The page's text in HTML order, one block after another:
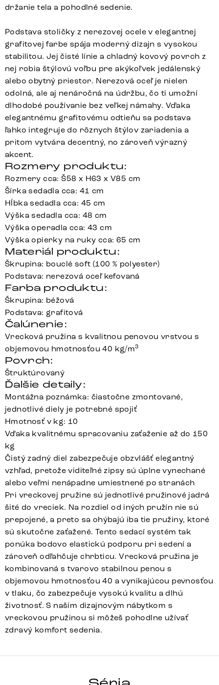
držanie tela a pohodlné sedenie.
Podstava stoličky z nerezovej ocele v elegantnej
grafitovej farbe spája moderný dizajn s vysokou
stabilitou. Jej čisté línie a chladný kovový povrch z
nej robia štýlovú voľbu pre akýkoľvek jedálenský
alebo obytný priestor. Nerezová oceľ je nielen
odolná, ale aj nenáročná na údržbu, čo ti umožní
dlhodobé používanie bez veľkej námahy. Vďaka
elegantnému grafitovému odtieňu sa podstava
ľahko integruje do rôznych štýlov zariadenia a
pritom vytvára decentný, no zároveň výrazný
akcent.
Rozmery produktu:
Rozmery cca: Š58 x H63 x V85 cm
Šírka sedadla cca: 41 cm
Hĺbka sedadla cca: 45 cm
Výška sedadla cca: 48 cm
Výška operadla cca: 43 cm
Výška opierky na ruky cca: 65 cm
Materiál produktu:
Škrupina: bouclé soft (100 % polyester)
Podstava: nerezová oceľ kefovaná
Farba produktu:
Škrupina: béžová
Podstava: grafitová
Čalúnenie:
Vrecková pružina s kvalitnou penovou vrstvou s
objemovou hmotnosťou 40 kg/m3
Povrch:
Štruktúrovaný
Ďalšie detaily:
Montážna poznámka: čiastočne zmontované,
jednotlivé diely je potrebné spojiť
Hmotnosť v kg: 10
Vďaka kvalitnému spracovaniu zaťaženie až do 150
kg
Čistý zadný diel zabezpečuje obzvlášť elegantný
vzhľad, pretože viditeľné zipsy sú úplne vynechané
alebo veľmi nenápadne umiestnené po stranách
Pri vreckovej pružine sú jednotlivé pružinové jadrá
šité do vreciek. Na rozdiel od iných pružín nie sú
prepojené, a preto sa ohýbajú iba tie pružiny, ktoré
sú skutočne zaťažené. Tento sedací systém tak
ponúka bodovo elastickú podporu pri sedení a
zároveň odľahčuje chrbticu. Vrecková pružina je
kombinovaná s tvarovo stabilnou penou s
objemovou hmotnosťou 40 a vynikajúcou pevnosťou
v tlaku, čo zabezpečuje vysokú kvalitu a dlhú
životnosť. S naším dizajnovým nábytkom s
vreckovou pružinou si môžeš pohodlne užívať
zdravý komfort sedenia.
PEJO-FLEX